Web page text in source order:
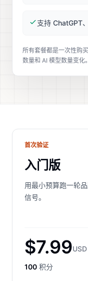
支持 ChatGPT
所有套餐都是一次性购
数量和 AI 模型数量变化。
首次验证
入门版
用最小预算跑一轮
信号。
$7.99USD
100 积分